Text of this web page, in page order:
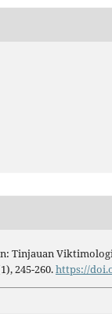
Tinjauan
245-260.https://